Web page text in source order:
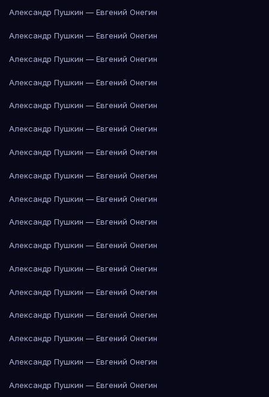
Александр Пушкин — Евгений Онегин
Александр Пушкин — Евгений Онегин
Александр Пушкин — Евгений Онегин
Александр Пушкин — Евгений Онегин
Александр Пушкин — Евгений Онегин
Александр Пушкин — Евгений Онегин
Александр Пушкин — Евгений Онегин
Александр Пушкин — Евгений Онегин
Александр Пушкин — Евгений Онегин
Александр Пушкин — Евгений Онегин
Александр Пушкин — Евгений Онегин
Александр Пушкин — Евгений Онегин
Александр Пушкин — Евгений Онегин
Александр Пушкин — Евгений Онегин
Александр Пушкин — Евгений Онегин
Александр Пушкин — Евгений Онегин
Александр Пушкин — Евгений Онегин